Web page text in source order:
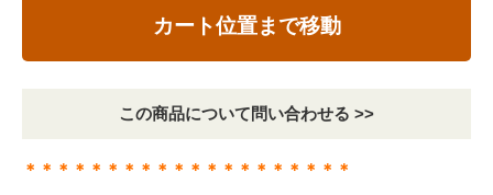
カート位置まで移動
この商品について問い合わせる >>
＊＊＊＊＊＊＊＊＊＊＊＊＊＊＊＊＊＊＊＊